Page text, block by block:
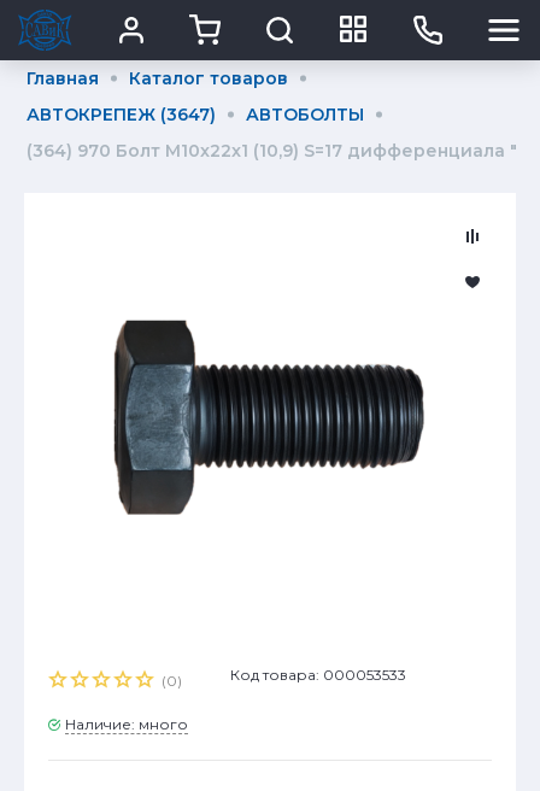
Главная
Каталог товаров
АВТОКРЕПЕЖ (3647)
АВТОБОЛТЫ
(364) 970 Болт М10x22x1 (10,9) S=17 дифференциала
(0) Код товара: 000053533
Наличие: много